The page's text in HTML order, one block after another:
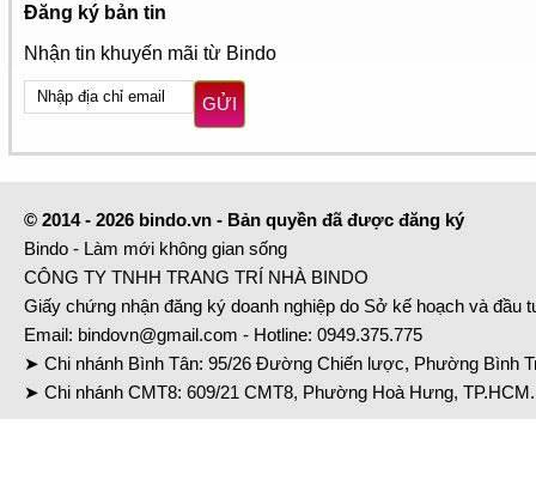
Đăng ký bản tin
Nhận tin khuyến mãi từ Bindo
GỬI
© 2014 - 2026 bindo.vn - Bản quyền đã được đăng ký
Bindo - Làm mới không gian sống
CÔNG TY TNHH TRANG TRÍ NHÀ BINDO
Giấy chứng nhận đăng ký doanh nghiệp do Sở kế hoạch và đầu
Email: bindovn@gmail.com - Hotline: 0949.375.775
➤ Chi nhánh Bình Tân: 95/26 Đường Chiến lược, Phường Bình
➤ Chi nhánh CMT8: 609/21 CMT8, Phường Hoà Hưng,